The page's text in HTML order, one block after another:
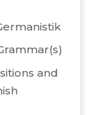
and